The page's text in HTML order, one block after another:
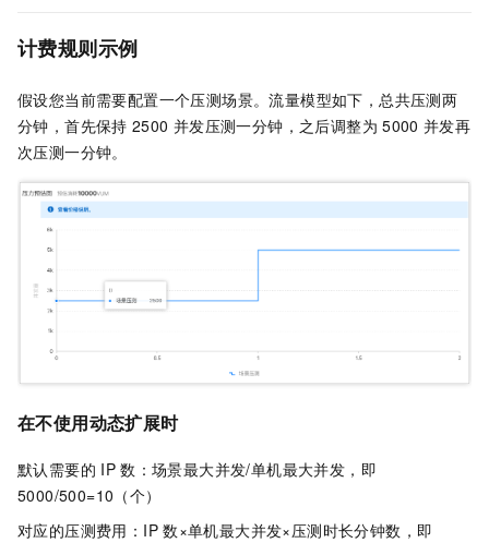
计费规则示例
假设您当前需要配置一个压测场景。流量模型如下，总共压测两
分钟，首先保持 2500 并发压测一分钟，之后调整为 5000 并发再
次压测一分钟。
在不使用动态扩展时
默认需要的 IP 数：场景最大并发/单机最大并发，即
5000/500=10（个）
对应的压测费用：IP 数×单机最大并发×压测时长分钟数，即